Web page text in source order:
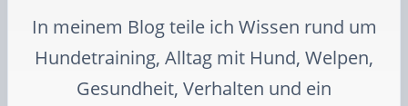
In meinem Blog teile ich Wissen rund um
Hundetraining, Alltag mit Hund, Welpen,
Gesundheit, Verhalten und ein